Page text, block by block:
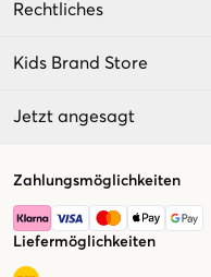
Rechtliches
Kids Brand Store
Jetzt angesagt
Zahlungsmöglichkeiten
Liefermöglichkeiten